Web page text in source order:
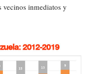
vecinos inmediatos y